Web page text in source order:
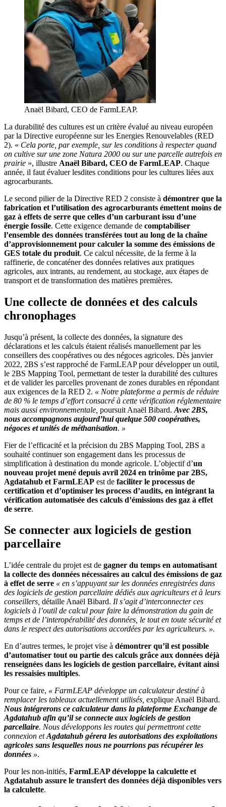
Anaël Bibard, CEO de FarmLEAP.
La durabilité des cultures est un critère évalué au niveau européen
par la Directive européenne sur les Energies Renouvelables (RED
2). « Cela porte, par exemple, sur les conditions à respecter quand
on cultive sur une zone Natura 2000 ou sur une parcelle autrefois en
prairie », illustre Anaël Bibard, CEO de FarmLEAP. Chaque
année, il faut évaluer lesdites conditions pour les cultures liées aux
agrocarburants.
Le second pilier de la Directive RED 2 consiste à démontrer que la
fabrication et l’utilisation des agrocarburants émettent moins de
gaz à effets de serre que celles d’un carburant issu d’une
énergie fossile. Cette exigence demande de comptabiliser
l’ensemble des données transférées tout au long de la chaîne
d’approvisionnement pour calculer la somme des émissions de
GES totale du produit. Ce calcul nécessite, de la ferme à la
raffinerie, de concaténer des données relatives aux pratiques
agricoles, aux intrants, au rendement, au stockage, aux étapes de
transport et de transformation des matières premières.
Une collecte de données et des calculs
chronophages
Jusqu’à présent, la collecte des données, la signature des
déclarations et les calculs étaient réalisés manuellement par les
conseillers des coopératives ou des négoces agricoles. Dès janvier
2022, 2BS s’est rapproché de FarmLEAP pour développer un outil,
le 2BS Mapping Tool, permettant de tester la durabilité des cultures
et de valider les parcelles provenant de zones durables en répondant
aux exigences de la RED 2. « Notre plateforme a permis de réduire
de 80 % le temps d’effort consacré à cette vérification réglementaire
mais aussi environnementale, poursuit Anaël Bibard. Avec 2BS,
nous accompagnons aujourd’hui quelque 500 coopératives,
négoces et unités de méthanisation. »
Fier de l’efficacité et la précision du 2BS Mapping Tool, 2BS a
souhaité continuer son engagement dans les processus de
simplification à destination du monde agricole. L’objectif d’un
nouveau projet mené depuis avril 2024 en trinôme par 2BS,
Agdatahub et FarmLEAP est de faciliter le processus de
certification et d’optimiser les process d’audits, en intégrant la
vérification automatisée des calculs d’émissions des gaz à effet
de serre.
Se connecter aux logiciels de gestion
parcellaire
L’idée centrale du projet est de gagner du temps en automatisant
la collecte des données nécessaires au calcul des émissions de gaz
à effet de serre « en s’appuyant sur les données enregistrées dans
des logiciels de gestion parcellaire dédiés aux agriculteurs et à leurs
conseillers, détaille Anaël Bibard. Il s’agit d’interconnecter ces
logiciels à l’outil de calcul pour faire la démonstration du gain de
temps et de l’interopérabilité des données, le tout en toute sécurité et
dans le respect des autorisations accordées par les agriculteurs. ».
En d’autres termes, le projet vise à démontrer qu’il est possible
d’automatiser tout ou partie des calculs grâce aux données déjà
renseignées dans les logiciels de gestion parcellaire, évitant ainsi
les ressaisies multiples.
Pour ce faire, « FarmLEAP développe un calculateur destiné à
remplacer les tableaux actuellement utilisés, explique Anaël Bibard.
Nous intégrerons ce calculateur dans la plateforme Exchange de
Agdatahub afin qu’il se connecte aux logiciels de gestion
parcellaire. Nous développons les routes qui permettront cette
connexion etAgdatahub gérera les autorisations des exploitations
agricoles sans lesquelles nous ne pourrions pas récupérer les
données ».
Pour les non-initiés, FarmLEAP développe la calculette et
Agdatahub assure le transfert des données déjà disponibles vers
la calculette.